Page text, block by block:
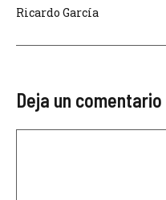
Ricardo García
Deja un comentario